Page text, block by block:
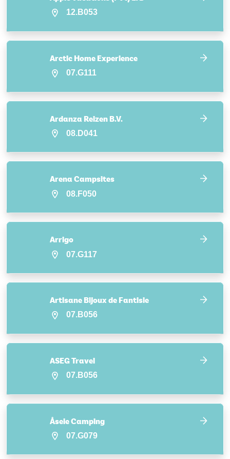
12.B053
Arctic Home Experience
07.G111
Ardanza Reizen B.V.
08.D041
Arena Campsites
08.F050
Arrigo
07.G117
Artisane Bijoux de Fantisie
07.B056
ASEG Travel
07.B056
Åsele Camping
07.G079